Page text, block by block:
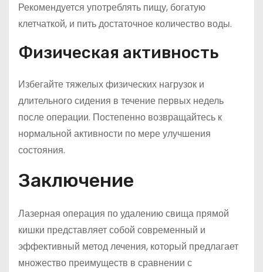
Рекомендуется употреблять пищу, богатую
клетчаткой, и пить достаточное количество воды.
Физическая активность
Избегайте тяжелых физических нагрузок и
длительного сидения в течение первых недель
после операции. Постепенно возвращайтесь к
нормальной активности по мере улучшения
состояния.
Заключение
Лазерная операция по удалению свища прямой
кишки представляет собой современный и
эффективный метод лечения, который предлагает
множество преимуществ в сравнении с